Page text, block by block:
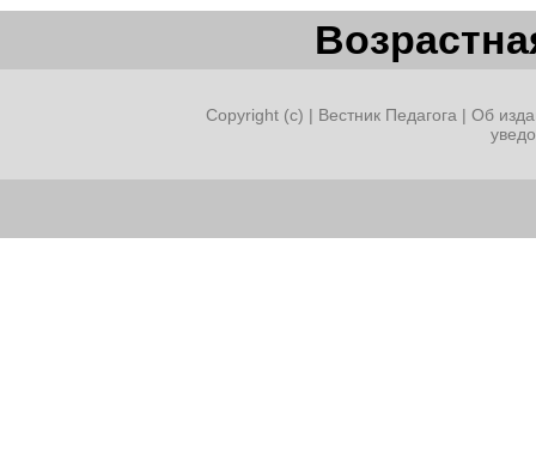
Copyright (c) | Вестник Педагога | Об